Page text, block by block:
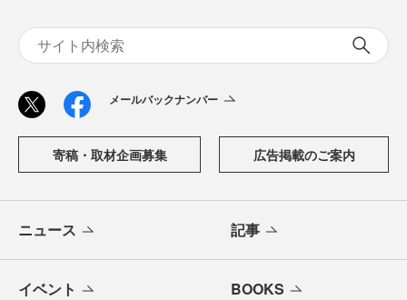
メールバックナンバー
寄稿・取材企画募集 広告掲載のご案内
ニュース 記事
イベント BOOKS